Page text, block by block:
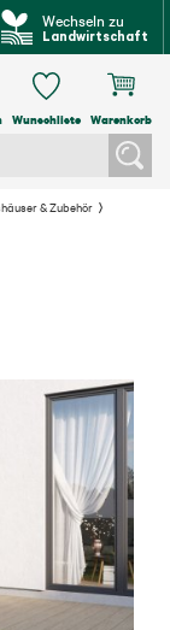
Wechseln zu
Landwirtschaft
Wunschliste Warenkorb
& Zubehör